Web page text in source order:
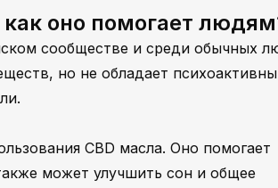
оно помогает
сообществе и среди обычных
но не обладает
CBD масла. Оно помогает
может улучшить сон и общее